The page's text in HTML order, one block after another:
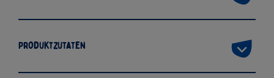
Produktzutaten